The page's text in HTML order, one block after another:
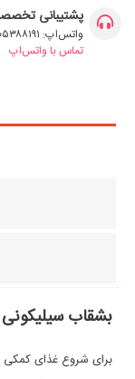
پشتیبانی
واتس‌اپ: ۰۹۹۰۵۳۸۸۱۹۱ | چت فروشگاه
تماس با واتس‌اپ
بشقاب
برای شروع غذای